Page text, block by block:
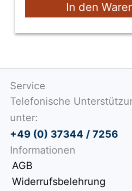
In den
Service
Telefonische
unter:
+49 (0) 37344 / 7256
Informationen
AGB
Widerrufsbelehrung